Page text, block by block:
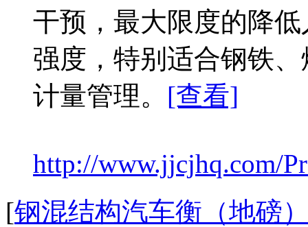
干预，最大限度的降
强度，特别适合钢铁
计量管理。 [查看]
http://www.jjcjhq.com/
[钢混结构汽车衡（地磅